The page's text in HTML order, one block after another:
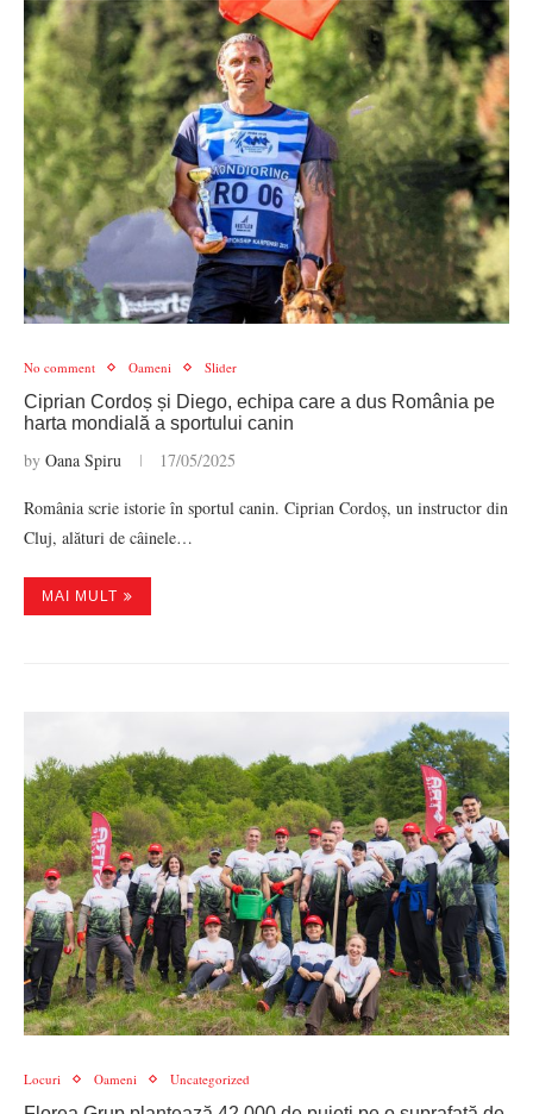
No comment Oameni Slider
Ciprian Cordoș și Diego, echipa care a dus România pe
harta mondială a sportului canin
by Oana Spiru 17/05/2025
România scrie istorie în sportul canin. Ciprian Cordoș, un instructor din
Cluj, alături de câinele…
MAI MULT
Locuri Oameni Uncategorized